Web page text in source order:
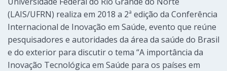
(LAIS/UFRN) realiza em 2018 a 2ª edição da Conferência
Internacional de Inovação em Saúde, evento que reúne
pesquisadores e autoridades da área da saúde do Brasil
e do exterior para discutir o tema “A importância da
Inovação Tecnológica em Saúde para os países em